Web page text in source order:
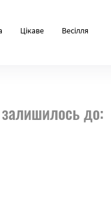
Цікаве Весілля
до: